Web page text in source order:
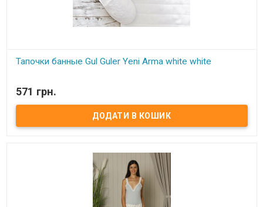
Тапочки банные Gul Guler Yeni Arma white white
вышивкой Производитель: Gul Guler (Турция)
571 грн.